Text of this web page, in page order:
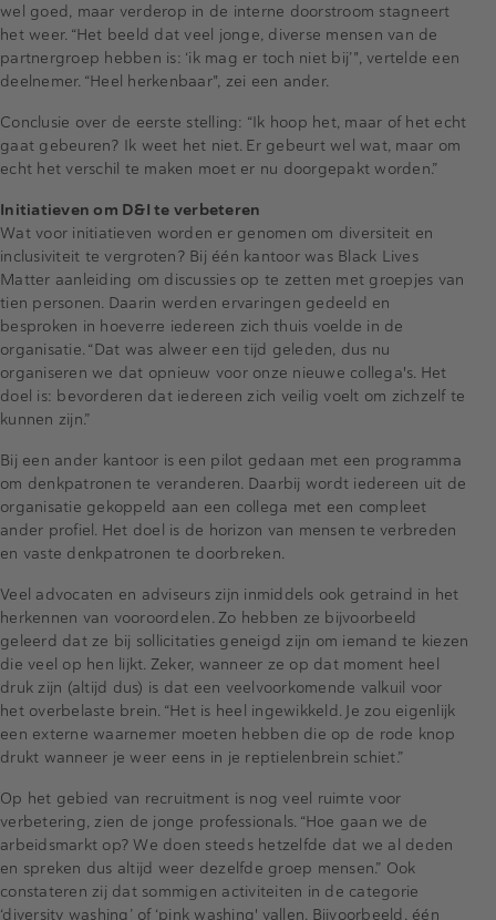
wel goed, maar verderop in de interne doorstroom stagneert
het weer. “Het beeld dat veel jonge, diverse mensen van de
partnergroep hebben is: ‘ik mag er toch niet bij’", vertelde een
deelnemer. “Heel herkenbaar", zei een ander.
Conclusie over de eerste stelling: “Ik hoop het, maar of het echt
gaat gebeuren? Ik weet het niet. Er gebeurt wel wat, maar om
echt het verschil te maken moet er nu doorgepakt worden.”
Initiatieven om D&I te verbeteren
Wat voor initiatieven worden er genomen om diversiteit en
inclusiviteit te vergroten? Bij één kantoor was Black Lives
Matter aanleiding om discussies op te zetten met groepjes van
tien personen. Daarin werden ervaringen gedeeld en
besproken in hoeverre iedereen zich thuis voelde in de
organisatie. “Dat was alweer een tijd geleden, dus nu
organiseren we dat opnieuw voor onze nieuwe collega's. Het
doel is: bevorderen dat iedereen zich veilig voelt om zichzelf te
kunnen zijn.”
Bij een ander kantoor is een pilot gedaan met een programma
om denkpatronen te veranderen. Daarbij wordt iedereen uit de
organisatie gekoppeld aan een collega met een compleet
ander profiel. Het doel is de horizon van mensen te verbreden
en vaste denkpatronen te doorbreken.
Veel advocaten en adviseurs zijn inmiddels ook getraind in het
herkennen van vooroordelen. Zo hebben ze bijvoorbeeld
geleerd dat ze bij sollicitaties geneigd zijn om iemand te kiezen
die veel op hen lijkt. Zeker, wanneer ze op dat moment heel
druk zijn (altijd dus) is dat een veelvoorkomende valkuil voor
het overbelaste brein. “Het is heel ingewikkeld. Je zou eigenlijk
een externe waarnemer moeten hebben die op de rode knop
drukt wanneer je weer eens in je reptielenbrein schiet.”
Op het gebied van recruitment is nog veel ruimte voor
verbetering, zien de jonge professionals. “Hoe gaan we de
arbeidsmarkt op? We doen steeds hetzelfde dat we al deden
en spreken dus altijd weer dezelfde groep mensen.” Ook
constateren zij dat sommigen activiteiten in de categorie
‘diversity washing’ of ‘pink washing' vallen. Bijvoorbeeld, één